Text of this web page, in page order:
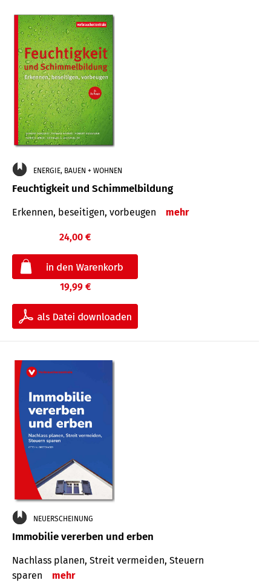
ENERGIE, BAUEN + WOHNEN
Feuchtigkeit und Schimmelbildung
Erkennen, beseitigen, vorbeugen mehr
24,00 €
19,99 €
NEUERSCHEINUNG
Immobilie vererben und erben
Nachlass planen, Streit vermeiden, Steuern
sparen
mehr